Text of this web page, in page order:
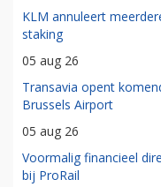
KLM annuleert
staking
05 aug 26
Transavia opent
Brussels Airport
05 aug 26
Voormalig financieel
bij ProRail